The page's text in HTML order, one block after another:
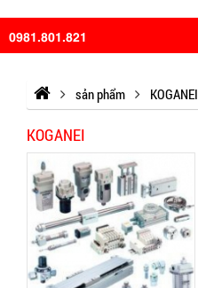
0981.801.821
sản phẩm KOGANEI
KOGANEI